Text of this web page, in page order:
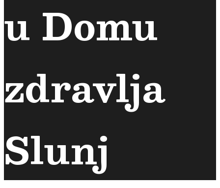
u Domu
zdravlja
Slunj